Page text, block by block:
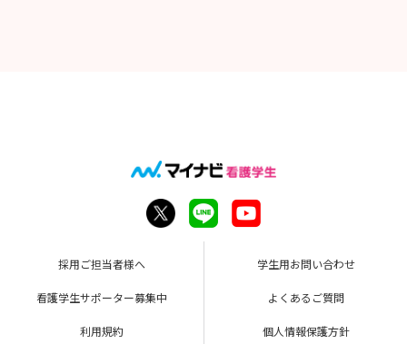
採用ご担当者様へ 学生用お問い合わせ
看護学生サポーター募集中 よくあるご質問
利用規約 個人情報保護方針